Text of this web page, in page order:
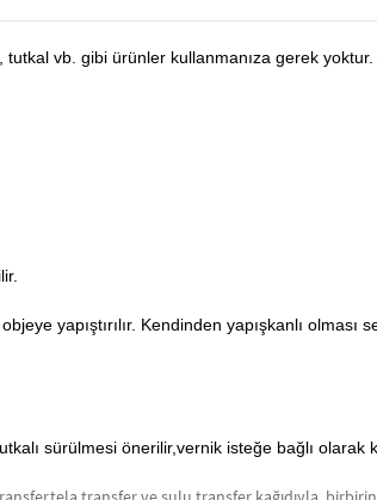
vb. gibi ürünler kullanmanıza gerek yoktur.
yapıştırılır. Kendinden yapışkanlı olması
sürülmesi önerilir,vernik isteğe bağlı olarak